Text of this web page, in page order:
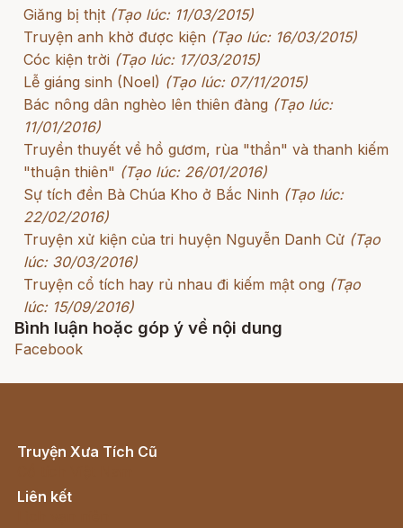
Giăng bị thịt (Tạo lúc: 11/03/2015)
Truyện anh khờ được kiện (Tạo lúc: 16/03/2015)
Cóc kiện trời (Tạo lúc: 17/03/2015)
Lễ giáng sinh (Noel) (Tạo lúc: 07/11/2015)
Bác nông dân nghèo lên thiên đàng (Tạo lúc:
11/01/2016)
Truyền thuyết về hồ gươm, rùa "thần" và thanh kiếm
"thuận thiên" (Tạo lúc: 26/01/2016)
Sự tích đền Bà Chúa Kho ở Bắc Ninh (Tạo lúc:
22/02/2016)
Truyện xử kiện của tri huyện Nguyễn Danh Cử (Tạo
lúc: 30/03/2016)
Truyện cổ tích hay rủ nhau đi kiếm mật ong (Tạo
lúc: 15/09/2016)
Bình luận hoặc góp ý về nội dung
Facebook
Truyện Xưa Tích Cũ
Liên kết